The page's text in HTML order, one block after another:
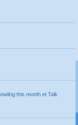
this month et Talk